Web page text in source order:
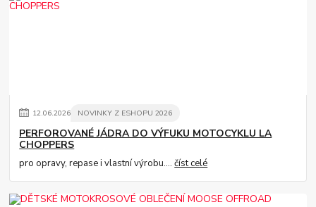
12.06.2026 NOVINKY Z ESHOPU 2026
PERFOROVANÉ JÁDRA DO VÝFUKU MOTOCYKLU LA
CHOPPERS
pro opravy, repase i vlastní výrobu....číst celé